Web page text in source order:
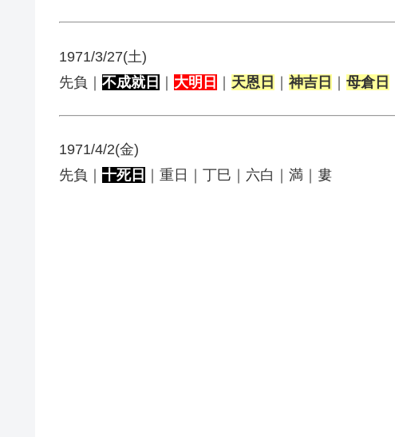
1971/3/27(土)
先負｜ 不成就日 ｜ 大明日 ｜ 天恩日 ｜ 神吉日 ｜ 母倉日
1971/4/2(金)
先負｜ 十死日 ｜重日｜丁巳｜六白｜満｜婁